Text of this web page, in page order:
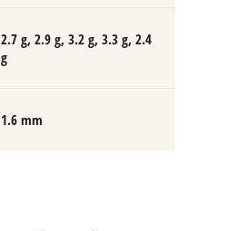
2.7 g, 2.9 g, 3.2 g, 3.3 g, 2.4
g
1.6 mm